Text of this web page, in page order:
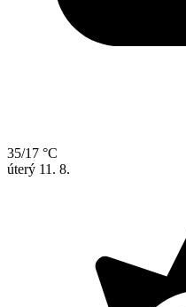
35/17 °C
úterý 11. 8.